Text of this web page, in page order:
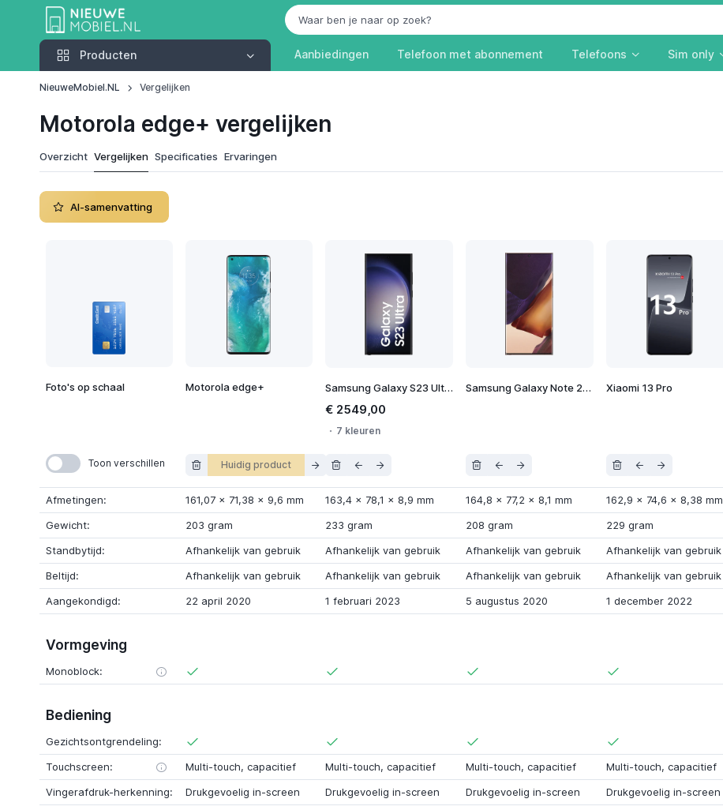
Producten
Producten Aanbiedingen Telefoon met abonnement Telefoons Sim only
NieuweMobiel.NL Vergelijken
Motorola edge+ vergelijken
Overzicht Vergelijken Specificaties Ervaringen
AI-samenvatting
Foto's op schaal Motorola edge+ Samsung Galaxy S23 Ultra
€ 2549,00
7 kleuren
Samsung Galaxy Note 20 Ultra Xiaomi 13 Pro
Toon verschillen Huidig product
Afmetingen: 161,07x 71,38 x 9,6 mm 163,4x 78,1 x 8,9 mm 164,8 x 77,2 x 8,1 mm 162,9 x 74,6 x 8,38 mm
Gewicht:
203 gram 233 gram 208 gram 229 gram
Standbytijd:
Afhankelijk van gebruik Afhankelijk van gebruik Afhankelijk van gebruik Afhankelijk van gebruik
Beltijd:
Afhankelijk van gebruik Afhankelijk van gebruik Afhankelijk van gebruik Afhankelijk van gebruik
Aangekondigd:
22 april 2020 1 februari 2023 5 augustus 2020 1 december 2022
Vormgeving
Monoblock:
Bediening
Gezichtsontgrendeling:
Touchscreen:
Multi-touch, capacitief Multi-touch, capacitief Multi-touch, capacitief Multi-touch, capacitief
Vingerafdruk-herkenning:
Drukgevoelig in-screen Drukgevoelig in-screen Drukgevoelig in-screen Drukgevoelig in-screen